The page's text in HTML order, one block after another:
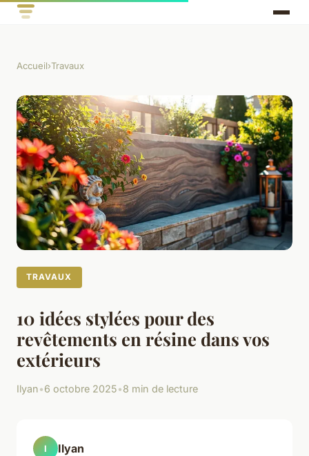
Accueil›Travaux
TRAVAUX
10 idées stylées pour des
revêtements en résine dans vos
extérieurs
Ilyan•6 octobre 2025•8 min de lecture
I Ilyan